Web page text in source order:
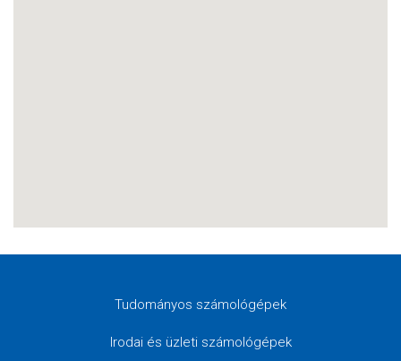
Tudományos számológépek
Irodai és üzleti számológépek